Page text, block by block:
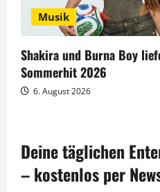
Musik
Shakira und Burna Boy
Sommerhit 2026
6. August 2026
Deine täglichen
– kostenlos per